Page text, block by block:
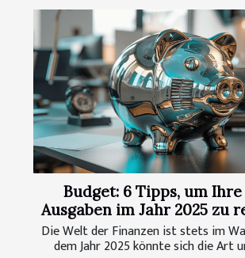
Budget: 6 Tipps, um
Ausgaben im Jahr 2025 zu
Die Welt der Finanzen ist stets im
dem Jahr 2025 könnte sich die Art